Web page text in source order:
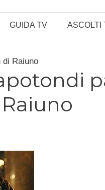
GUIDA TV ASCOLTI
di Raiuno